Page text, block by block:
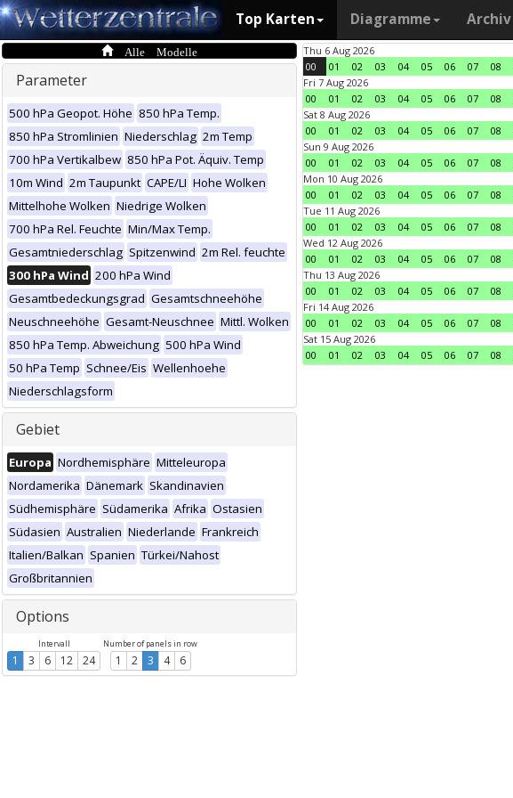
Top Karten Diagramme Archiv
Alle Modelle
Parameter
500 hPa Geopot. Höhe 850 hPa Temp.
850 hPa Stromlinien Niederschlag 2m Temp
700 hPa Vertikalbew 850 hPa Pot. Äquiv. Temp
10m Wind 2m Taupunkt CAPE/LI Hohe Wolken
Mittelhohe Wolken Niedrige Wolken
700 hPa Rel. Feuchte Min/Max Temp.
Gesamtniederschlag Spitzenwind 2m Rel. feuchte
300 hPa Wind 200 hPa Wind
Gesamtbedeckungsgrad Gesamtschneehöhe
Neuschneehöhe Gesamt-Neuschnee Mittl. Wolken
850 hPa Temp. Abweichung 500 hPa Wind
50 hPa Temp Schnee/Eis Wellenhoehe
Niederschlagsform
Gebiet
Europa Nordhemisphäre Mitteleuropa
Nordamerika Dänemark Skandinavien
Südhemisphäre Südamerika Afrika Ostasien
Südasien Australien Niederlande Frankreich
Italien/Balkan Spanien Türkei/Nahost
Großbritannien
Options
Intervall
1 3 6 12 24
Number of panels in row
1 2 3 4 6
Thu 6 Aug 2026
00
01 02 03 04 05 06 07 08
Fri 7 Aug 2026
00
01 02 03 04 05 06 07 08
Sat 8 Aug 2026
00
01 02 03 04 05 06 07 08
Sun 9 Aug 2026
00
01 02 03 04 05 06 07 08
Mon 10 Aug 2026
00
01 02 03 04 05 06 07 08
Tue 11 Aug 2026
00
01 02 03 04 05 06 07 08
Wed 12 Aug 2026
00
01 02 03 04 05 06 07 08
Thu 13 Aug 2026
00
01 02 03 04 05 06 07 08
Fri 14 Aug 2026
00
01 02 03 04 05 06 07 08
Sat 15 Aug 2026
00
01 02 03 04 05 06 07 08